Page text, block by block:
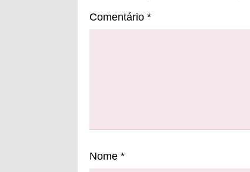
Comentário *
Nome *